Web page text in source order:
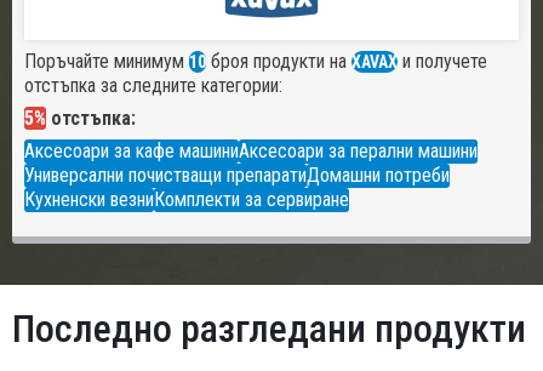
Поръчайте минимум 10 броя продукти на XAVAX и получете
отстъпка за следните категории:
5% отстъпка:
Аксесоари за кафе машиниАксесоари за перални машини
Универсални почистващи препаратиДомашни потреби
Кухненски везниКомплекти за сервиране
Последно разгледани продукти